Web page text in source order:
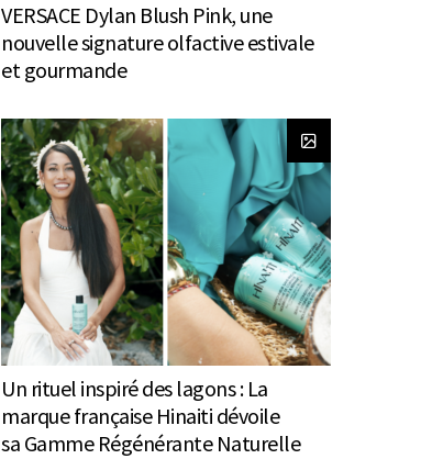
VERSACE Dylan Blush Pink, une
nouvelle signature olfactive estivale
et gourmande
Un rituel inspiré des lagons : La
marque française Hinaiti dévoile
sa Gamme Régénérante Naturelle